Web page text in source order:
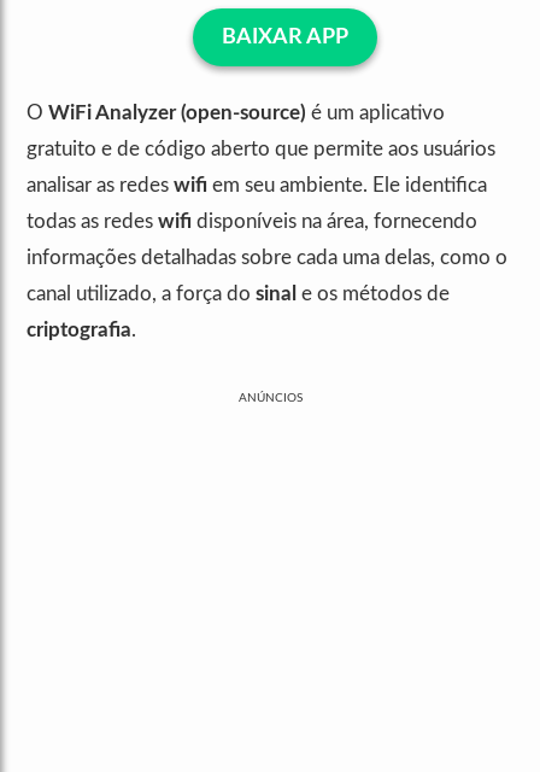
BAIXAR APP
O WiFi Analyzer (open-source) é um aplicativo
gratuito e de código aberto que permite aos usuários
analisar as redes wifi em seu ambiente. Ele identifica
todas as redes wifi disponíveis na área, fornecendo
informações detalhadas sobre cada uma delas, como o
canal utilizado, a força do sinal e os métodos de
criptografia.
ANÚNCIOS